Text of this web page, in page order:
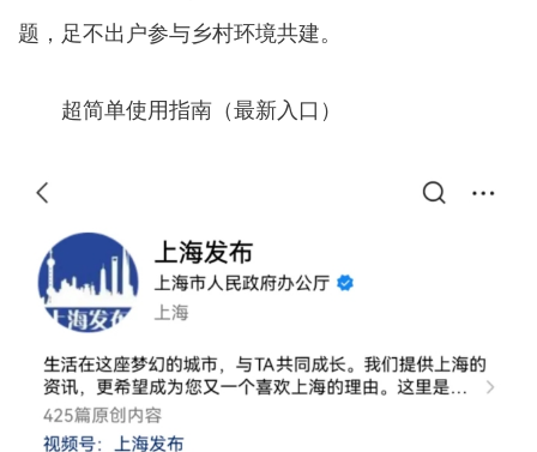
题，足不出户参与乡村环境共建。
超简单使用指南（最新入口）